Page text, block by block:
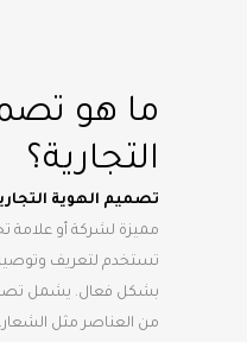
ما هو
التجارية؟
تصميم الهوية
مميزة لشركة أو علامة
تستخدم لتعريف وتوصيل
بشكل فعال. يشمل
من العناصر مثل الشعار،